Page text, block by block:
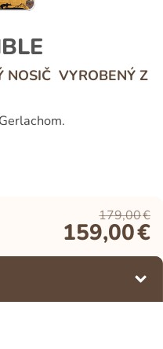
NOSIČ VYROBENÝ Z
179,00€
159,00€